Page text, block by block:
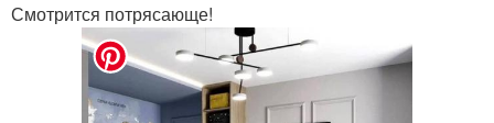
Смотрится потрясающе!